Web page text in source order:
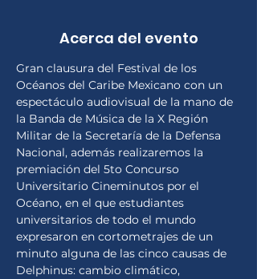
Acerca del evento
Gran clausura del Festival de los
Océanos del Caribe Mexicano con un
espectáculo audiovisual de la mano de
la Banda de Música de la X Región
Militar de la Secretaría de la Defensa
Nacional, además realizaremos la
premiación del 5to Concurso
Universitario Cineminutos por el
Océano, en el que estudiantes
universitarios de todo el mundo
expresaron en cortometrajes de un
minuto alguna de las cinco causas de
Delphinus: cambio climático,